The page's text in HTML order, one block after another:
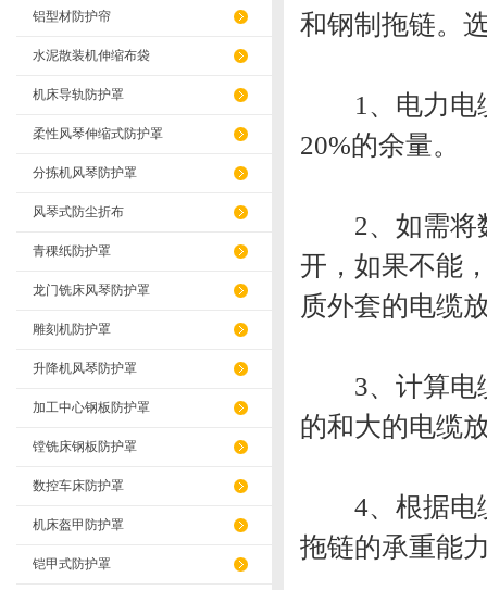
铝型材防护帘
水泥散装机伸缩布袋
机床导轨防护罩
柔性风琴伸缩式防护罩
分拣机风琴防护罩
风琴式防尘折布
青稞纸防护罩
龙门铣床风琴防护罩
雕刻机防护罩
升降机风琴防护罩
加工中心钢板防护罩
镗铣床钢板防护罩
数控车床防护罩
机床盔甲防护罩
铠甲式防护罩
和钢制拖链。
1、电力电缆
20%的余量。
2、如需将数
开，如果不能
质外套的电缆
3、计算电缆
的和大的电缆
4、根据电缆
拖链的承重能